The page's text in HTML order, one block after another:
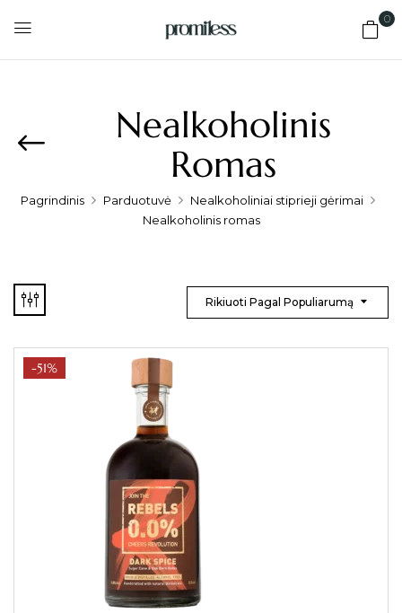
0
Nealkoholinis
Romas
Pagrindinis Parduotuvė
Nealkoholiniai stiprieji gėrimai
Nealkoholinis romas
Rikiuoti Pagal Populiarumą
-51%